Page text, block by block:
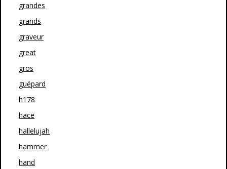
grandes
grands
graveur
great
gros
guépard
h178
hace
hallelujah
hammer
hand